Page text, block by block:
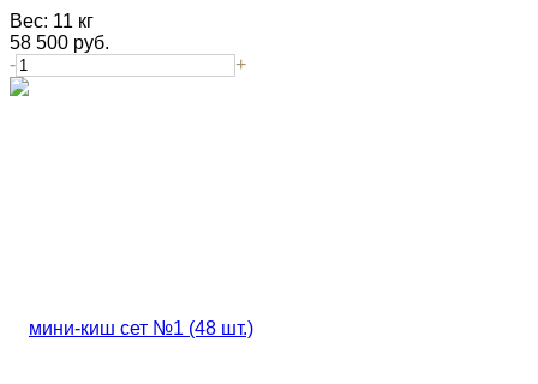
Вес: 11 кг
58 500 руб.
-
+